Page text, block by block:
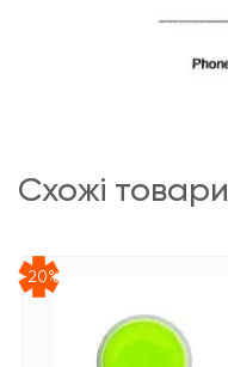
схожі товари
-20%